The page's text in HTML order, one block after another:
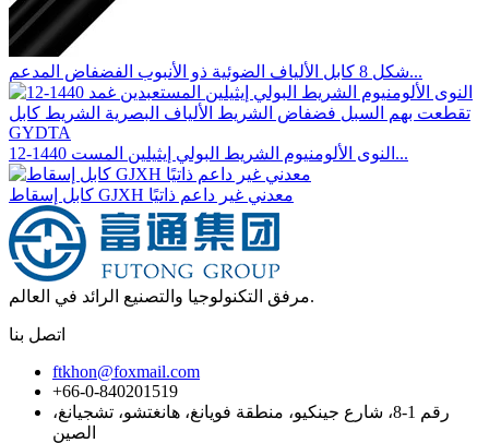
شكل 8 كابل الألياف الضوئية ذو الأنبوب الفضفاض المدعم...
12-1440 النوى الألومنيوم الشريط البولي إيثيلين المست...
كابل إسقاط GJXH معدني غير داعم ذاتيًا
مرفق التكنولوجيا والتصنيع الرائد في العالم.
اتصل بنا
ftkhon@foxmail.com
+66-0-840201519
رقم 1-8، شارع جينكيو، منطقة فويانغ، هانغتشو، تشجيانغ،
الصين